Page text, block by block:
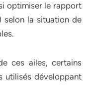
optimiser le rapport
selon la situation de
ces ailes, certains
utilisés développant